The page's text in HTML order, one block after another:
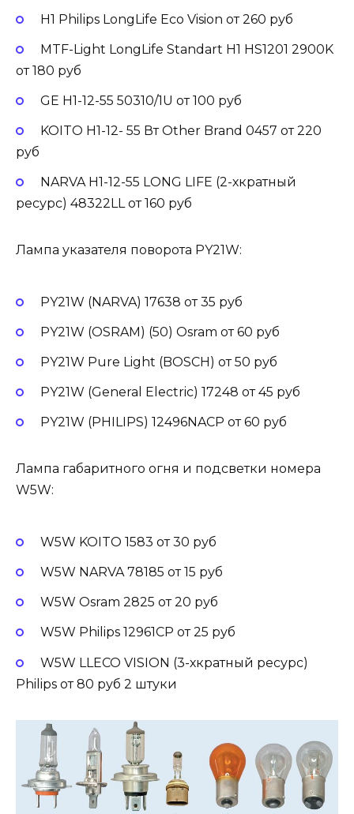
H1 Philips LongLife Eco Vision от 260 руб
MTF-Light LongLife Standart H1 HS1201 2900K
от 180 руб
GE H1-12-55 50310/1U от 100 руб
KOITO H1-12- 55 Вт Other Brand 0457 от 220
руб
NARVA H1-12-55 LONG LIFE (2-хкратный
ресурс) 48322LL от 160 руб
Лампа указателя поворота PY21W:
PY21W (NARVA) 17638 от 35 руб
PY21W (OSRAM) (50) Osram от 60 руб
PY21W Pure Light (BOSCH) от 50 руб
PY21W (General Electric) 17248 от 45 руб
PY21W (PHILIPS) 12496NACP от 60 руб
Лампа габаритного огня и подсветки номера
W5W:
W5W KOITO 1583 от 30 руб
W5W NARVA 78185 от 15 руб
W5W Osram 2825 от 20 руб
W5W Philips 12961CP от 25 руб
W5W LLECO VISION (3-хкратный ресурс)
Philips от 80 руб 2 штуки